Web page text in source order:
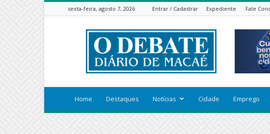
sexta-feira, agosto 7, 2026 Entrar / Cadastrar Expediente Fale
ODEBATEON
Home Destaques Notícias Cidade Emprego